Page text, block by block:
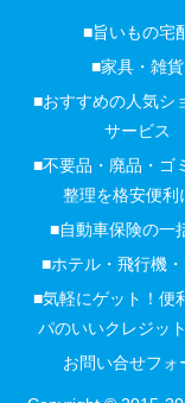
■旨いもの宅
■家具・雑貨
■おすすめの人気シ
サービス
■不要品・廃品・ゴ
整理を格安便利
■自動車保険の一
■ホテル・飛行機
■気軽にゲット！便
パのいいクレジッ
お問い合せフォ